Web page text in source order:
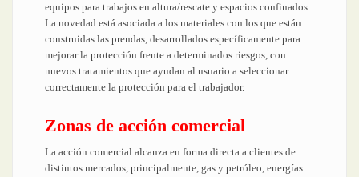
equipos para trabajos en altura/rescate y espacios confinados.
La novedad está asociada a los materiales con los que están
construidas las prendas, desarrollados específicamente para
mejorar la protección frente a determinados riesgos, con
nuevos tratamientos que ayudan al usuario a seleccionar
correctamente la protección para el trabajador.
Zonas de acción comercial
La acción comercial alcanza en forma directa a clientes de
distintos mercados, principalmente, gas y petróleo, energías